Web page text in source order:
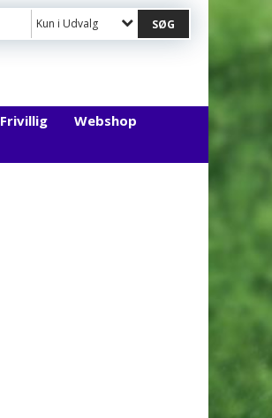
Kun i Udvalg
Frivillig
Webshop